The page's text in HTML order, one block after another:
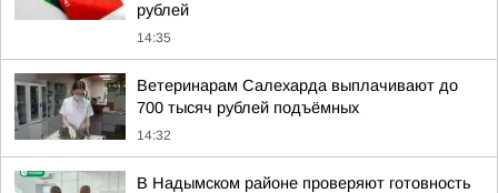
рублей
14:35
Ветеринарам Салехарда выплачивают до
700 тысяч рублей подъёмных
14:32
В Надымском районе проверяют готовность